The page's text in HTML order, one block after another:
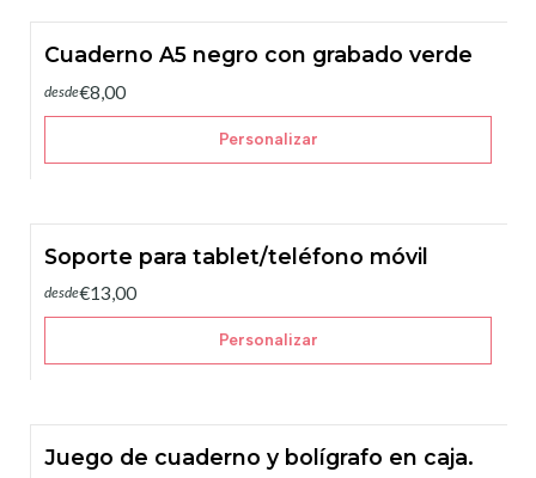
Cuaderno A5 negro con grabado verde
desde€8,00
Personalizar
Soporte para tablet/teléfono móvil
desde€13,00
Personalizar
Juego de cuaderno y bolígrafo en caja.